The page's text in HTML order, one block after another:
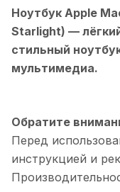
Ноутбук Apple
Starlight) —
стильный
мультимедиа.
Обратите
Перед
инструкцией и